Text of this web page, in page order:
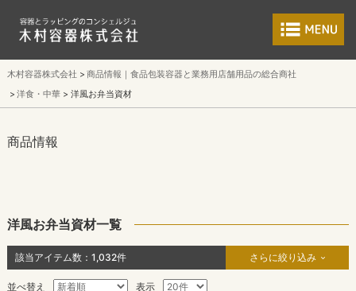
食品包装容器と
木村容器株式会社
商品情報｜食品包装容器と業務用店舗用品の総合商社
洋食・中華
洋風お弁当資材
商品情報
洋風お弁当資材一覧
該当アイテム数： 1,032件 さらに絞り込み
並べ替え 表示